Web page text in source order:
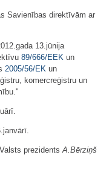
Savienības direktīvām ar
13.jūnija
89/666/EEK un
2005/56/EK un
komercreģistru un
Valsts prezidentsA.Bērziņš